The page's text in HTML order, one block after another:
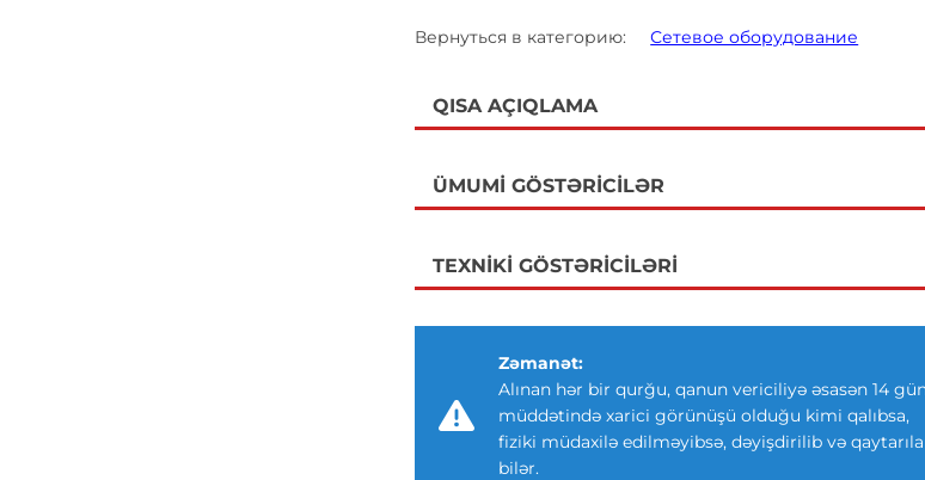
Вернуться в категорию:Сетевое оборудование
QISA AÇIQLAMA
ÜMUMI GÖSTƏRICILƏR
TEXNIKI GÖSTƏRICILƏRI
Zəmanət:
Alınan hər bir qurğu, qanun vericiliyə əsasən 14
müddətində xarici görünüşü olduğu kimi qalıbsa,
fiziki müdaxilə edilməyibsə, dəyişdirilib və qaytarıla
bilər.